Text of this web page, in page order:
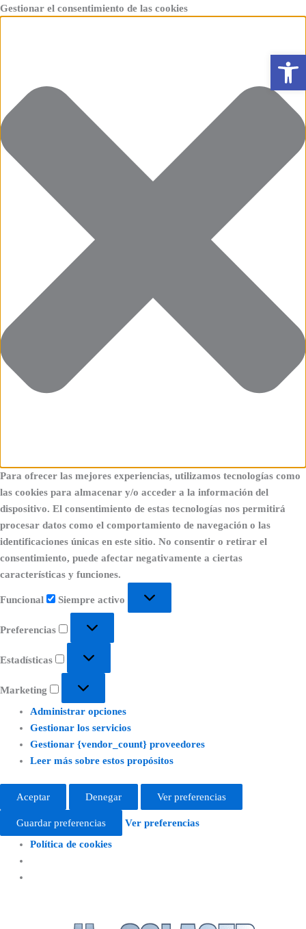
Abrir
Gestionar el consentimiento de las cookies
Para ofrecer las mejores experiencias, utilizamos tecnologías como
las cookies para almacenar y/o acceder a la información del
dispositivo. El consentimiento de estas tecnologías nos permitirá
procesar datos como el comportamiento de navegación o las
identificaciones únicas en este sitio. No consentir o retirar el
consentimiento, puede afectar negativamente a ciertas
características y funciones.
Funcional
Funcional
Siempre activo
Preferencias
Preferencias
Estadísticas
Estadísticas
Marketing
Marketing
Administrar opciones
Gestionar los servicios
Gestionar {vendor_count} proveedores
Leer más sobre estos propósitos
Aceptar Denegar Ver preferencias
Guardar preferencias
Ver preferencias
Política de cookies
Ir